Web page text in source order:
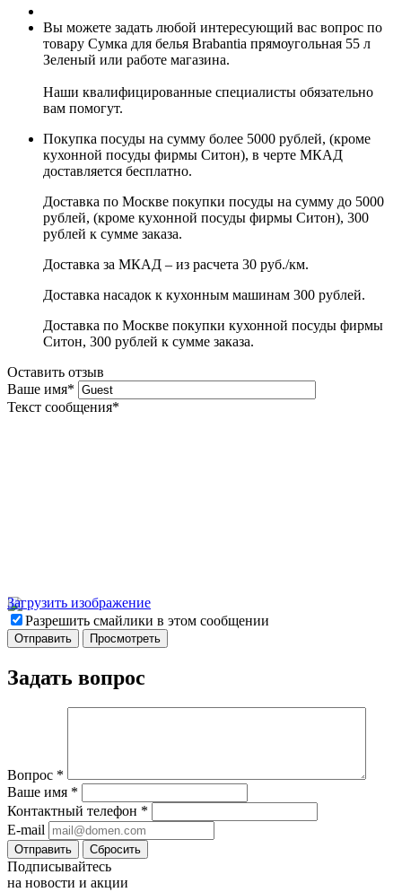
Вы можете задать любой интересующий вас вопрос по
товару Сумка для белья Brabantia прямоугольная 55 л
Зеленый или работе магазина.
Наши квалифицированные специалисты обязательно
вам помогут.
Покупка посуды на сумму более 5000 рублей, (кроме
кухонной посуды фирмы Ситон), в черте МКАД
доставляется бесплатно.
Доставка по Москве покупки посуды на сумму до 5000
рублей, (кроме кухонной посуды фирмы Ситон), 300
рублей к сумме заказа.
Доставка за МКАД – из расчета 30 руб./км.
Доставка насадок к кухонным машинам 300 рублей.
Доставка по Москве покупки кухонной посуды фирмы
Ситон, 300 рублей к сумме заказа.
Оставить отзыв
Ваше имя*
Текст сообщения*
Загрузить изображение
Разрешить смайлики в этом сообщении
Задать вопрос
Вопрос *
Ваше имя *
Контактный телефон *
E-mail
Отправить Сбросить
Подписывайтесь
на новости и акции